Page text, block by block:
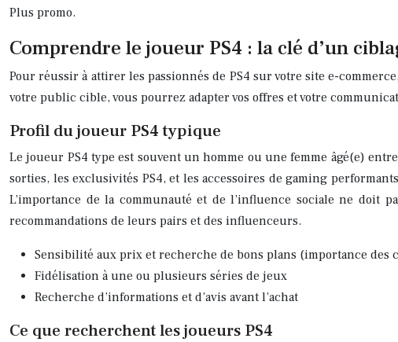
Plus promo.
Comprendre le joueur PS4 : la clé d’un
Pour réussir à attirer les passionnés de PS4 sur votre site e-
votre public cible, vous pourrez adapter vos offres et votre
Profil du joueur PS4 typique
Le joueur PS4 type est souvent un homme ou une femme âgé(e)
sorties, les exclusivités PS4, et les accessoires de gaming
L’importance de la communauté et de l’influence sociale ne doit
recommandations de leurs pairs et des influenceurs.
Sensibilité aux prix et recherche de bons plans (importance des
Fidélisation à une ou plusieurs séries de jeux
Recherche d’informations et d’avis avant l’achat
Ce que recherchent les joueurs PS4